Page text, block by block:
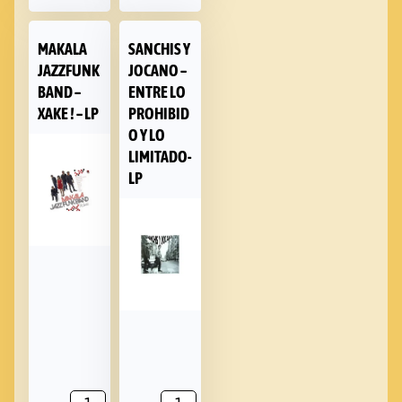
MAKALA
JAZZFUNK
BAND –
XAKE ! – LP
SANCHIS Y
JOCANO –
ENTRE LO
PROHIBID
O Y LO
LIMITADO-
LP